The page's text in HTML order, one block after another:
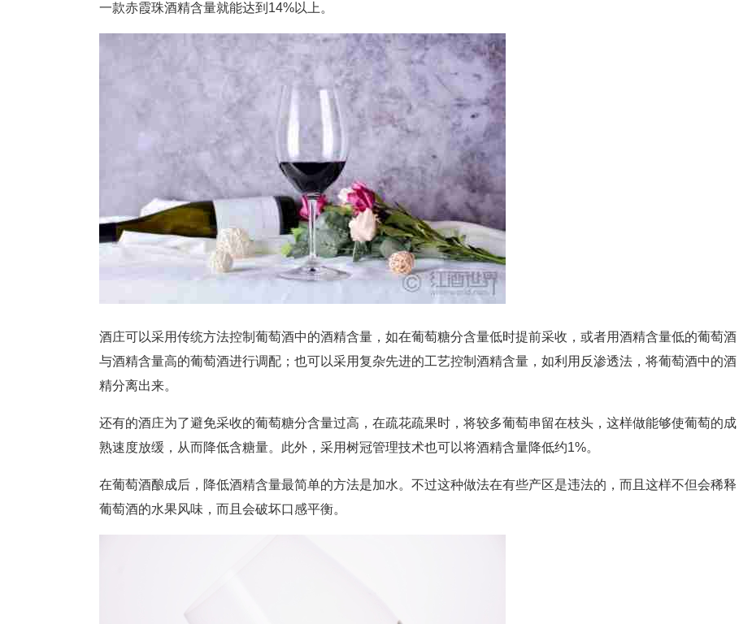
一款赤霞珠酒精含量就能达到14%以上。
酒庄可以采用传统方法控制葡萄酒中的酒精含量，如在葡萄糖分含量低时提前采收，或者用酒精含量低的葡萄酒
与酒精含量高的葡萄酒进行调配；也可以采用复杂先进的工艺控制酒精含量，如利用反渗透法，将葡萄酒中的酒
精分离出来。
还有的酒庄为了避免采收的葡萄糖分含量过高，在疏花疏果时，将较多葡萄串留在枝头，这样做能够使葡萄的成
熟速度放缓，从而降低含糖量。此外，采用树冠管理技术也可以将酒精含量降低约1%。
在葡萄酒酿成后，降低酒精含量最简单的方法是加水。不过这种做法在有些产区是违法的，而且这样不但会稀释
葡萄酒的水果风味，而且会破坏口感平衡。